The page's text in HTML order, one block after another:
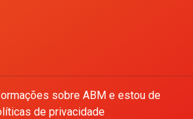
sobre ABM e estou de
de privacidade